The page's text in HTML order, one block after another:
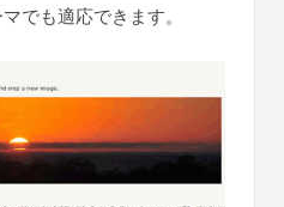
でも適応できます。